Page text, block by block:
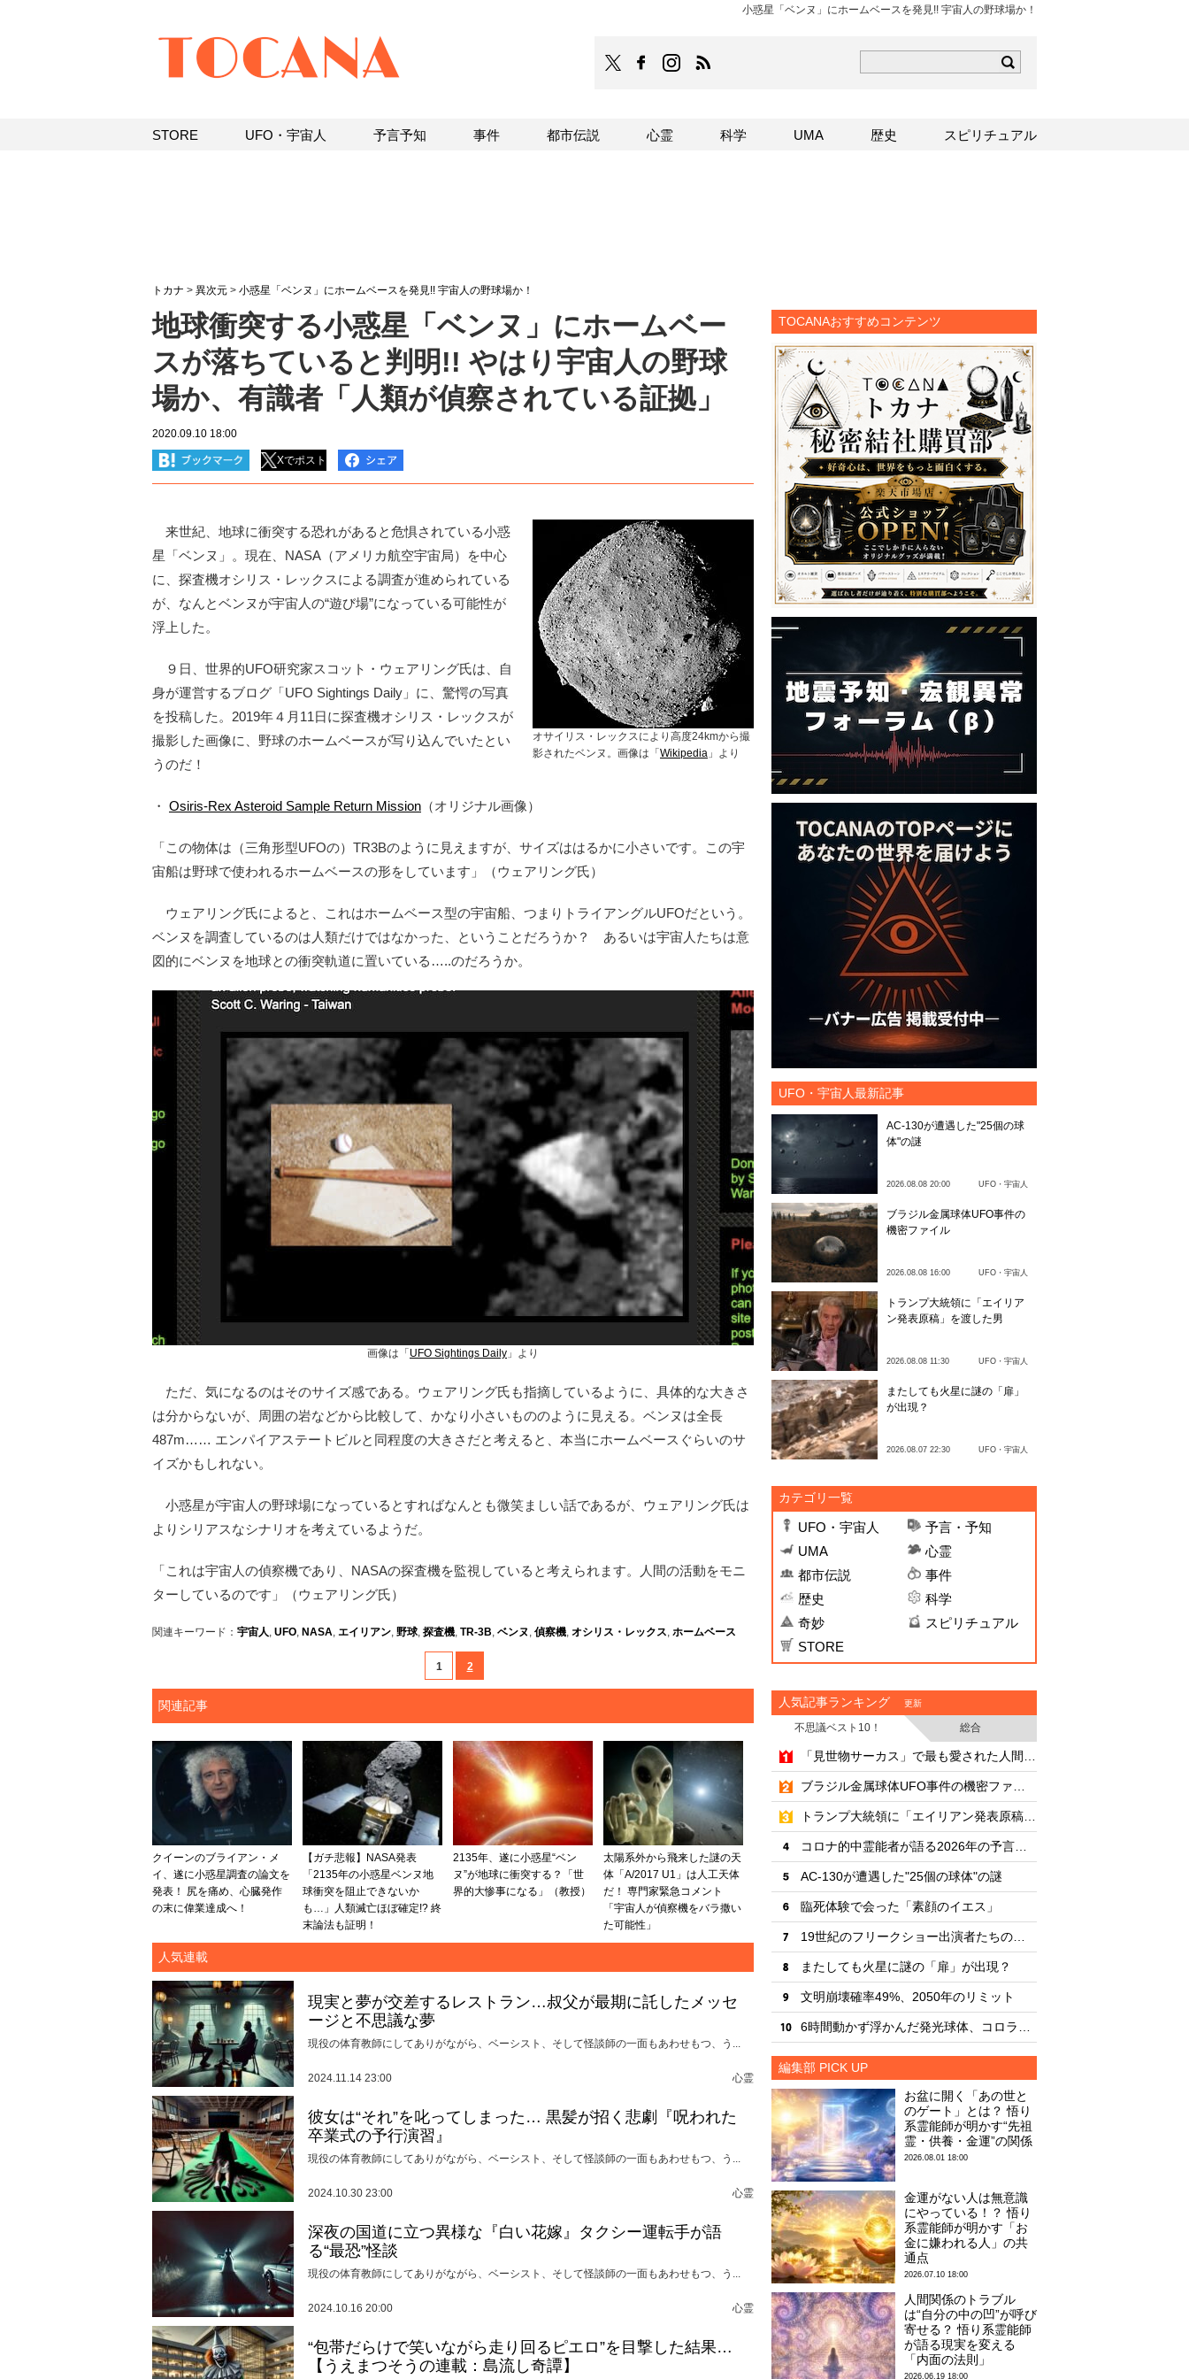
小惑星「ベンヌ」にホームベースを発見!! 宇宙人の野球場か！
TOCANAのFacebookはこちら
TOCANAのinstagramはこちら
トカナ > 異次元 > 小惑星「ベンヌ」にホームベースを発見!! 宇宙人の野球場か！
地球衝突する小惑星「ベンヌ」にホームベー
スが落ちていると判明!! やはり宇宙人の野球
場か、有識者「人類が偵察されている証拠」
2020.09.10 18:00
Xでポスト
オサイリス・レックスにより高度24kmから撮
影されたベンヌ。画像は「 Wikipedia 」より
来世紀、地球に衝突する恐れがあると危惧されている小惑
星「ベンヌ」。現在、NASA（アメリカ航空宇宙局）を中心
に、探査機オシリス・レックスによる調査が進められている
が、なんとベンヌが宇宙人の“遊び場”になっている可能性が
浮上した。
９日、世界的UFO研究家スコット・ウェアリング氏は、自
身が運営するブログ「UFO Sightings Daily」に、驚愕の写真
を投稿した。2019年４月11日に探査機オシリス・レックスが
撮影した画像に、野球のホームベースが写り込んでいたとい
うのだ！
・ Osiris-Rex Asteroid Sample Return Mission （オリジナル画像）
「この物体は（三角形型UFOの）TR3Bのように見えますが、サイズははるかに小さいです。この宇
宙船は野球で使われるホームベースの形をしています」（ウェアリング氏）
ウェアリング氏によると、これはホームベース型の宇宙船、つまりトライアングルUFOだという。
ベンヌを調査しているのは人類だけではなかった、ということだろうか？ あるいは宇宙人たちは意
図的にベンヌを地球との衝突軌道に置いている…..のだろうか。
画像は「 UFO Sightings Daily 」より
ただ、気になるのはそのサイズ感である。ウェアリング氏も指摘しているように、具体的な大きさ
は分からないが、周囲の岩などから比較して、かなり小さいもののように見える。ベンヌは全長
487m…… エンパイアステートビルと同程度の大きさだと考えると、本当にホームベースぐらいのサ
イズかもしれない。
小惑星が宇宙人の野球場になっているとすればなんとも微笑ましい話であるが、ウェアリング氏は
よりシリアスなシナリオを考えているようだ。
「これは宇宙人の偵察機であり、NASAの探査機を監視していると考えられます。人間の活動をモニ
ターしているのです」（ウェアリング氏）
関連キーワード： 宇宙人, UFO, NASA, エイリアン, 野球, 探査機, TR-3B, ベンヌ , 偵察機, オシリス・レックス, ホームベース
1 2
関連記事
クイーンのブライアン・メ
イ、遂に小惑星調査の論文を
発表！ 尻を痛め、心臓発作
の末に偉業達成へ！
【ガチ悲報】NASA発表
「2135年の小惑星ベンヌ地
球衝突を阻止できないか
も…」人類滅亡ほぼ確定!? 終
末論法も証明！
2135年、遂に小惑星“ベン
ヌ”が地球に衝突する？「世
界的大惨事になる」（教授）
太陽系外から飛来した謎の天
体「A/2017 U1」は人工天体
だ！ 専門家緊急コメント
「宇宙人が偵察機をバラ撒い
た可能性」
人気連載
現実と夢が交差するレストラン…叔父が最期に託したメッセ
ージと不思議な夢
現役の体育教師にしてありがながら、ベーシスト、そして怪談師の一面もあわせもつ、う...
2024.11.14 23:00 心霊
彼女は“それ”を叱ってしまった… 黒髪が招く悲劇『呪われた
卒業式の予行演習』
現役の体育教師にしてありがながら、ベーシスト、そして怪談師の一面もあわせもつ、う...
2024.10.30 23:00 心霊
深夜の国道に立つ異様な『白い花嫁』タクシー運転手が語
る“最恐”怪談
現役の体育教師にしてありがながら、ベーシスト、そして怪談師の一面もあわせもつ、う...
2024.10.16 20:00 心霊
“包帯だらけで笑いながら走り回るピエロ”を目撃した結果…
【うえまつそうの連載：島流し奇譚】
TOCANAおすすめコンテンツ
UFO・宇宙人最新記事
AC-130が遭遇した"25個の球
体"の謎
2026.08.08 20:00 UFO・宇宙人
ブラジル金属球体UFO事件の
機密ファイル
2026.08.08 16:00 UFO・宇宙人
トランプ大統領に「エイリア
ン発表原稿」を渡した男
2026.08.08 11:30 UFO・宇宙人
またしても火星に謎の「扉」
が出現？
2026.08.07 22:30 UFO・宇宙人
カテゴリ一覧
UFO・宇宙人
予言・予知
UMA
心霊
都市伝説
事件
歴史
科学
奇妙
スピリチュアル
STORE
人気記事ランキング 更新
不思議ベスト10！
総合
・
・
・
・
・
AC-130が遭遇した"25個の球体"の謎
・
臨死体験で会った「素顔のイエス」
・
・
またしても火星に謎の「扉」が出現？
・
文明崩壊確率49%、2050年のリミット
・
編集部 PICK UP
お盆に開く「あの世と
のゲート」とは？ 悟り
系霊能師が明かす“先祖
霊・供養・金運”の関係
2026.08.01 18:00
金運がない人は無意識
にやっている！？ 悟り
系霊能師が明かす「お
金に嫌われる人」の共
通点
2026.07.10 18:00
人間関係のトラブル
は“自分の中の凹”が呼び
寄せる？ 悟り系霊能師
が語る現実を変える
「内面の法則」
2026.06.19 18:00
STORE UFO・宇宙人 予言予知 事件 都市伝説 心霊 科学 UMA 歴史 スピリチュアル